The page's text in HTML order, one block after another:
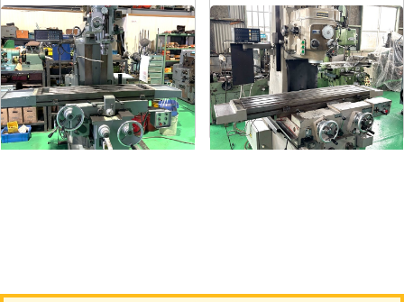
#1.5ラムフライス盤
メーカー 静岡
形 式VHR-A
年 式1989
#2立フライス盤
メーカー 山崎技研
形 式 YZ-75
年 式1992